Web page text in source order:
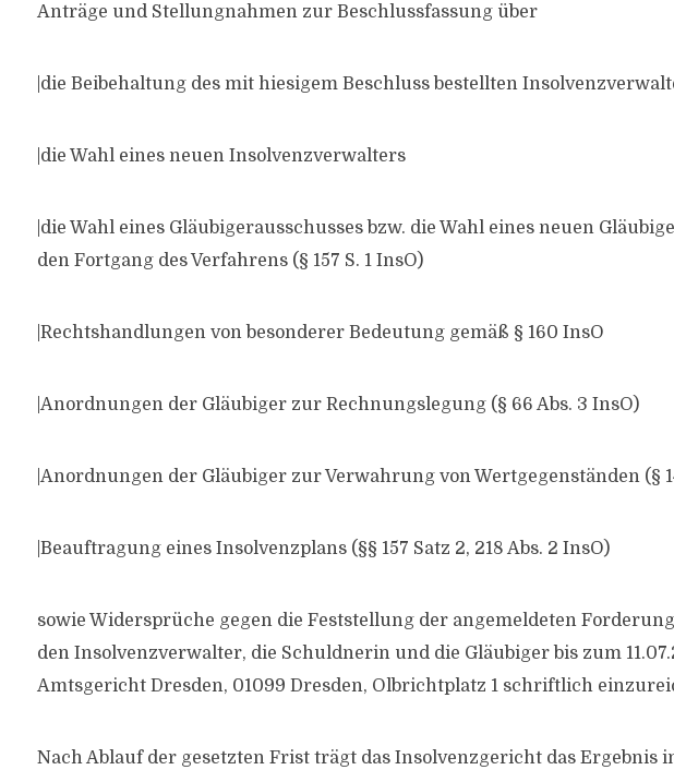
Anträge und Stellungnahmen zur Beschlussfassung über
|die Beibehaltung des mit hiesigem Beschluss bestellten
|die Wahl eines neuen Insolvenzverwalters
|die Wahl eines Gläubigerausschusses bzw. die Wahl eines neuen
den Fortgang des Verfahrens (§ 157 S. 1 InsO)
|Rechtshandlungen von besonderer Bedeutung gemäß § 160 InsO
|Anordnungen der Gläubiger zur Rechnungslegung (§ 66 Abs. 3 InsO)
|Anordnungen der Gläubiger zur Verwahrung von Wertgegenständen (§
|Beauftragung eines Insolvenzplans (§§ 157 Satz 2, 218 Abs. 2 InsO)
sowie Widersprüche gegen die Feststellung der angemeldeten
den Insolvenzverwalter, die Schuldnerin und die Gläubiger bis zum
Amtsgericht Dresden, 01099 Dresden, Olbrichtplatz 1 schriftlich
Nach Ablauf der gesetzten Frist trägt das Insolvenzgericht das Ergebnis